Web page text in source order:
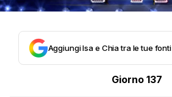
Aggiungi Isa e Chia tra le tue
Giorno 137